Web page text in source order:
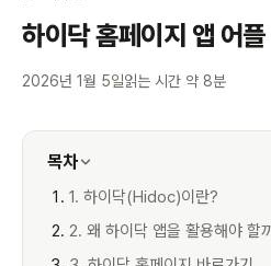
하이닥 홈페이지 앱 어플
2026년 1월 5일읽는 시간 약 8분
목차
1. 하이닥(Hidoc)이란?
2. 왜 하이닥 앱을 활용해야 할